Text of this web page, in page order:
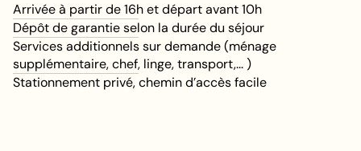
Arrivée à partir de 16h et départ avant 10h
Dépôt de garantie selon la durée du séjour
Services additionnels sur demande (ménage
supplémentaire, chef, linge, transport,... )
Stationnement privé, chemin d’accès facile